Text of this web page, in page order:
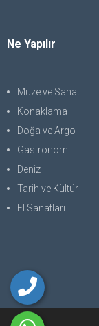
Ne Yapılır
Müze ve Sanat
Konaklama
Doğa ve Argo
Gastronomi
Deniz
Tarih ve Kültür
El Sanatları